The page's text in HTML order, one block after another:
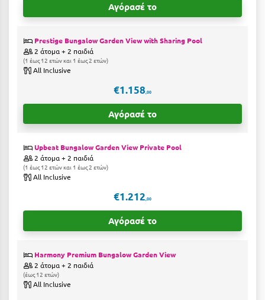
Καρδαμύλη
Καρδίτσα
Κάρπαθος
Κάρυστος
Κάσος
Κασσάνδρα
Καστοριά
Κέα - Τζιά
Κέρκυρα
Κεφαλονιά
Αγόρασέ το
Prestige Bungalow Garden View with Sharing Pool
2 άτομα + 2 παιδιά
1 έως 12 ετών και 1 έως 2 ετών
All Inclusive
€1.158 ,00
Αγόρασέ το
Upbeat Bungalow Garden View Private Pool
2 άτομα + 2 παιδιά
1 έως 12 ετών και 1 έως 2 ετών
All Inclusive
€1.212 ,00
Αγόρασέ το
Harmony Premium Bungalow Garden View
2 άτομα + 2 παιδιά
έως 12 ετών
All Inclusive